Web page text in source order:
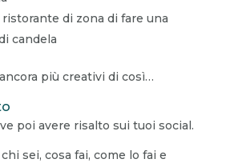
di zona di fare una
candela
più creativi di così…
poi avere risalto sui tuoi social.
sei, cosa fai, come lo fai e